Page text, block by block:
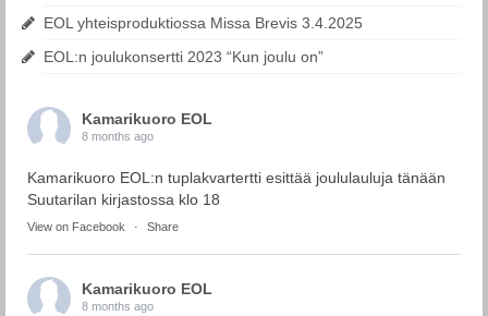
EOL yhteisproduktiossa Missa Brevis 3.4.2025
EOL:n joulukonsertti 2023 “Kun joulu on”
Kamarikuoro EOL
8 months ago
Kamarikuoro EOL:n tuplakvartertti esittää joululauluja tänään
Suutarilan kirjastossa klo 18
View on Facebook · Share
Kamarikuoro EOL
8 months ago